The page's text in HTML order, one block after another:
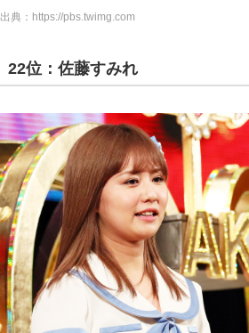
出典： https://pbs.twimg.com
22位：佐藤すみれ